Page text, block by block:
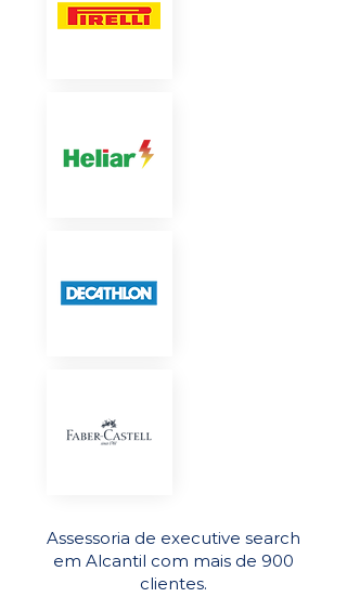
Assessoria de executive search
em Alcantil com mais de 900
clientes.